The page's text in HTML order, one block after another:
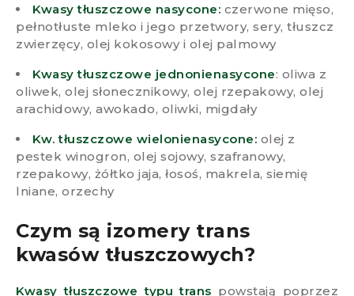
Kwasy tłuszczowe nasycone: czerwone mięso,
pełnotłuste mleko i jego przetwory, sery, tłuszcz
zwierzęcy, olej kokosowy i olej palmowy
Kwasy tłuszczowe jednonienasycone: oliwa z
oliwek, olej słonecznikowy, olej rzepakowy, olej
arachidowy, awokado, oliwki, migdały
Kw. tłuszczowe wielonienasycone: olej z
pestek winogron, olej sojowy, szafranowy,
rzepakowy, żółtko jaja, łosoś, makrela, siemię
lniane, orzechy
Czym są izomery trans
kwasów tłuszczowych?​
Kwasy tłuszczowe typu trans powstają poprzez